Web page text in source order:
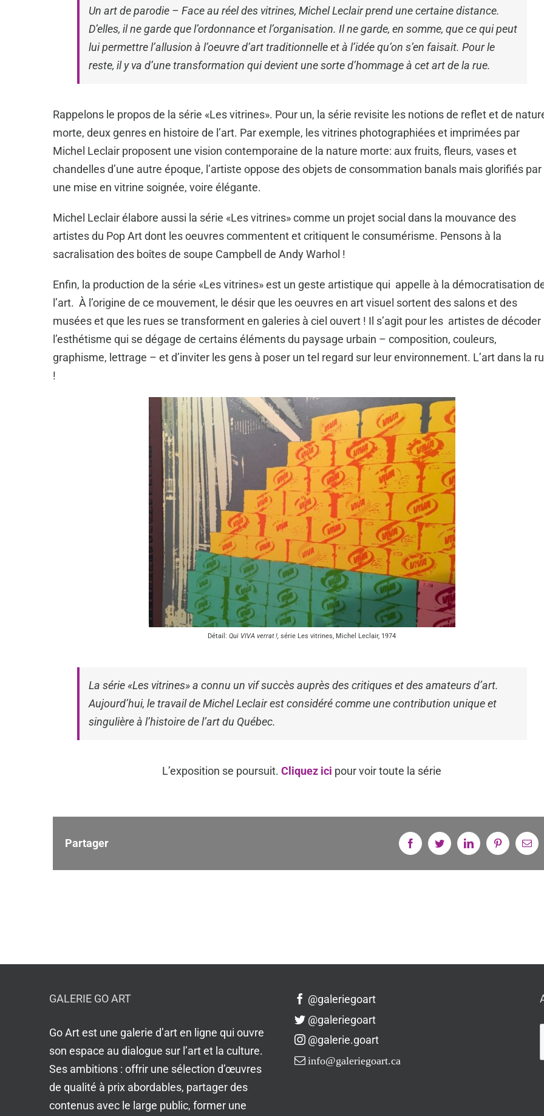
Un art de parodie – Face au réel des vitrines, Michel Leclair prend une certaine distance.
D’elles, il ne garde que l’ordonnance et l’organisation. Il ne garde, en somme, que ce qui peut
lui permettre l’allusion à l’oeuvre d’art traditionnelle et à l’idée qu’on s’en faisait. Pour le
reste, il y va d’une transformation qui devient une sorte d’hommage à cet art de la rue.
Rappelons le propos de la série «Les vitrines». Pour un, la série revisite les notions de reflet et de
morte, deux genres en histoire de l’art. Par exemple, les vitrines photographiées et imprimées par
Michel Leclair proposent une vision contemporaine de la nature morte: aux fruits, fleurs, vases et
chandelles d’une autre époque, l’artiste oppose des objets de consommation banals mais glorifiés par
une mise en vitrine soignée, voire élégante.
Michel Leclair élabore aussi la série «Les vitrines» comme un projet social dans la mouvance des
artistes du Pop Art dont les oeuvres commentent et critiquent le consumérisme. Pensons à la
sacralisation des boîtes de soupe Campbell de Andy Warhol !
Enfin, la production de la série «Les vitrines» est un geste artistique qui appelle à la démocratisation
l’art. À l’origine de ce mouvement, le désir que les oeuvres en art visuel sortent des salons et des
musées et que les rues se transforment en galeries à ciel ouvert ! Il s’agit pour les artistes de décoder
l’esthétisme qui se dégage de certains éléments du paysage urbain – composition, couleurs,
graphisme, lettrage – et d’inviter les gens à poser un tel regard sur leur environnement. L’art dans la
!
Détail:Qui VIVA verrat !, série Les vitrines, Michel Leclair, 1974
La série «Les vitrines» a connu un vif succès auprès des critiques et des amateurs d’art.
Aujourd’hui, le travail de Michel Leclair est considéré comme une contribution unique et
singulière à l’histoire de l’art du Québec.
L’exposition se poursuit.Cliquez ici pour voir toute la série
Partager FacebookTwitterLinkedin Pinterest
GALERIE GO ART
Go Art est une galerie d’art en ligne qui ouvre
son espace au dialogue sur l’art et la culture.
Ses ambitions : offrir une sélection d’œuvres
de qualité à prix abordables, partager des
contenus avec le large public, former une
@galeriegoart
@galeriegoart
@galerie.goart
info@galeriegoart.ca